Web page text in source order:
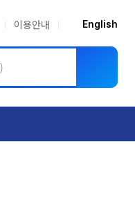
이용안내 English